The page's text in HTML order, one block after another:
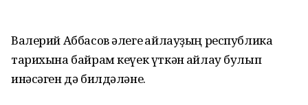
Валерий Аббасов әлеге һайлауҙың республика
тарихына байрам кеүек үткән һайлау булып
инәсәген дә билдәләне.